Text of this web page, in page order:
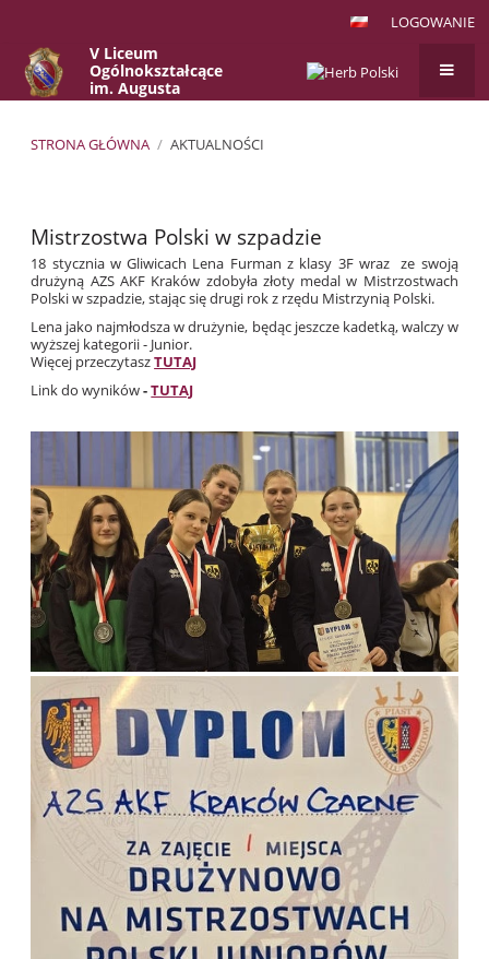
LOGOWANIE
V Liceum
Ogólnokształcące
im. Augusta
Witkowskiego
STRONA GŁÓWNA / AKTUALNOŚCI
Mistrzostwa Polski w szpadzie
18 stycznia w Gliwicach Lena Furman z klasy 3F wraz ze swoją
drużyną AZS AKF Kraków zdobyła złoty medal w Mistrzostwach
Polski w szpadzie, stając się drugi rok z rzędu Mistrzynią Polski.
Lena jako najmłodsza w drużynie, będąc jeszcze kadetką, walczy w
wyższej kategorii - Junior.
Więcej przeczytaszTUTAJ
Link do wyników-TUTAJ